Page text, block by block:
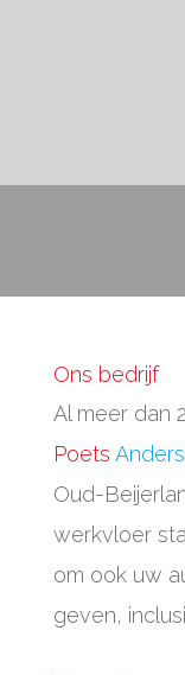
Ons bedrijf
Al meer dan
Poets Anders
Oud-
werkvloer
om ook uw
geven,